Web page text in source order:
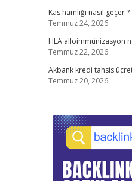
Kas hamlığı nasıl geçer ?
Temmuz 24, 2026
HLA alloimmünizasyon
Temmuz 22, 2026
Akbank kredi tahsis
Temmuz 20, 2026